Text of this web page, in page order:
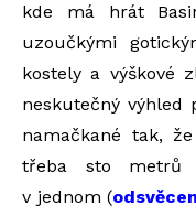
kde má hrát
uzoučkými
kostely a výškové
neskutečný výhled
namačkané tak,
třeba sto metrů
v jednom (